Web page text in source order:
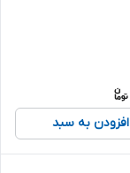
افزودن به سبد